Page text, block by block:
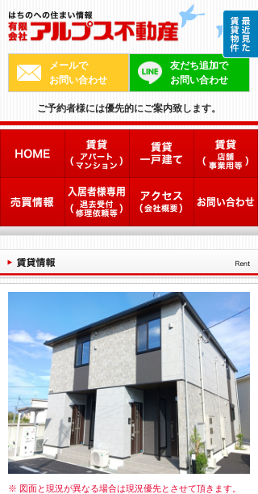
メールで
お問い合わせ
友だち追加で
お問い合わせ
ご予約者様には優先的にご案内致します。
※ 図面と現況が異なる場合は現況優先とさせて頂きます。